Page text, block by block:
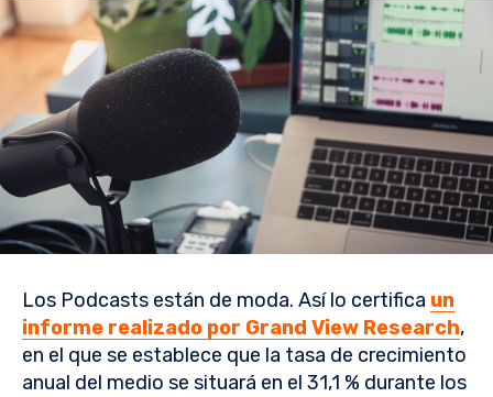
Los Podcasts están de moda. Así lo certifica un
informe realizado por Grand View Research,
en el que se establece que la tasa de crecimiento
anual del medio se situará en el 31,1 % durante los